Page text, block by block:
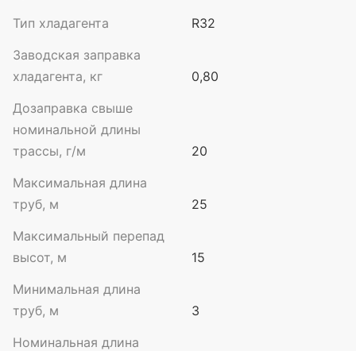
Тип хладагента
R32
Заводская заправка
хладагента, кг
0,80
Дозаправка свыше
номинальной длины
трассы, г/м
20
Максимальная длина
труб, м
25
Максимальный перепад
высот, м
15
Минимальная длина
труб, м
3
Номинальная длина